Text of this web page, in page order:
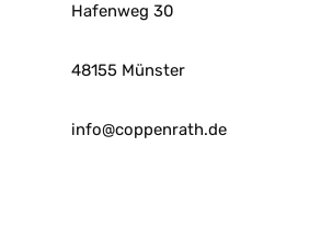
Hafenweg 30
48155 Münster
info@coppenrath.de